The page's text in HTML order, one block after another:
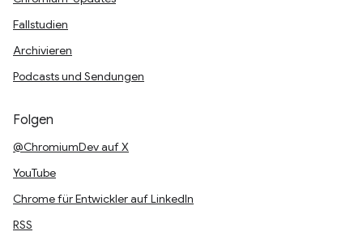
Fallstudien
Archivieren
Podcasts und Sendungen
Folgen
@ChromiumDev auf X
YouTube
Chrome für Entwickler auf LinkedIn
RSS